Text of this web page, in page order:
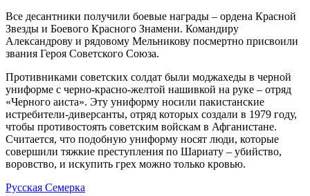
Все десантники получили боевые награды – ордена Красной
Звезды и Боевого Красного Знамени. Командиру
Александрову и рядовому Мельникову посмертно присвоили
звания Героя Советского Союза.
Противниками советских солдат были моджахеды в черной
униформе с черно-красно-желтой нашивкой на руке – отряд
«Черного аиста». Эту униформу носили пакистанские
истребители-диверсанты, отряд которых создали в 1979 году,
чтобы противостоять советским войскам в Афганистане.
Считается, что подобную униформу носят люди, которые
совершили тяжкие преступления по Шариату – убийство,
воровство, и искупить грех можно только кровью.
Русская Семерка